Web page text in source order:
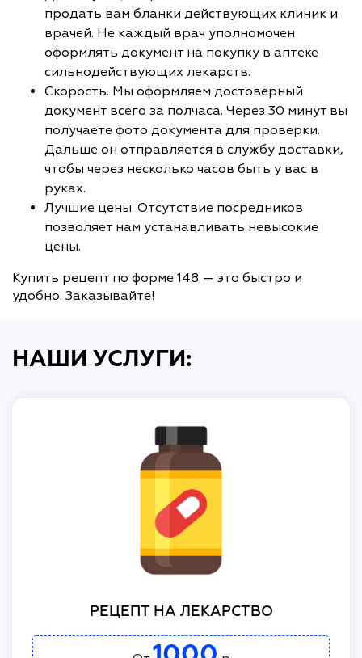
продать вам бланки действующих клиник и
врачей. Не каждый врач уполномочен
оформлять документ на покупку в аптеке
сильнодействующих лекарств.
Скорость. Мы оформляем достоверный
документ всего за полчаса. Через 30 минут вы
получаете фото документа для проверки.
Дальше он отправляется в службу доставки,
чтобы через несколько часов быть у вас в
руках.
Лучшие цены. Отсутствие посредников
позволяет нам устанавливать невысокие
цены.
Купить рецепт по форме 148 — это быстро и
удобно. Заказывайте!
НАШИ УСЛУГИ:
РЕЦЕПТ НА ЛЕКАРСТВО